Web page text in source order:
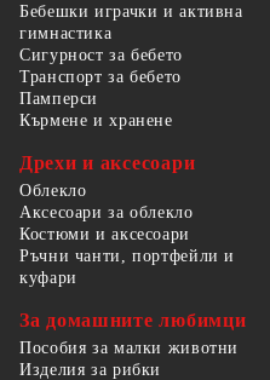
Бебешки играчки и активна
гимнастика
Сигурност за бебето
Транспорт за бебето
Памперси
Кърмене и хранене
Дрехи и аксесоари
Облекло
Аксесоари за облекло
Костюми и аксесоари
Ръчни чанти, портфейли и
куфари
За домашните любимци
Пособия за малки животни
Изделия за рибки